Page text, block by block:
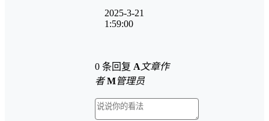
2025-3-21
1:59:00
0 条回复 A 文章作
者 M管理员